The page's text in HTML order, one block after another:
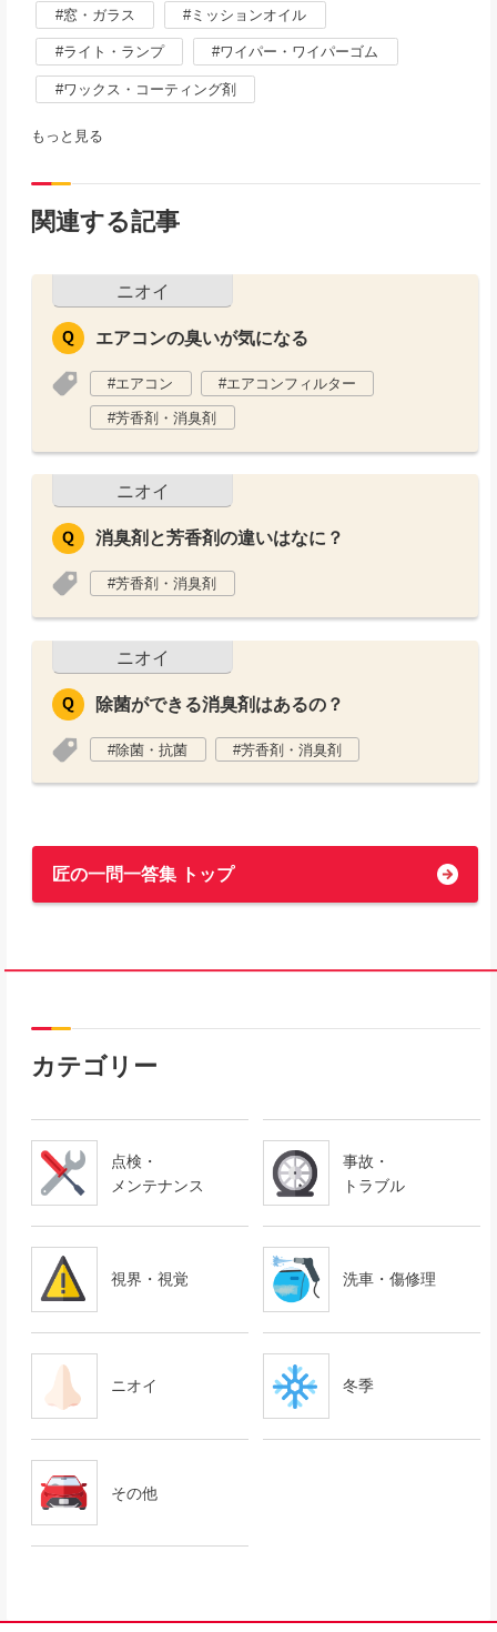
窓・ガラス ミッションオイル
ライト・ランプ ワイパー・ワイパーゴム
ワックス・コーティング剤
もっと見る
関連する記事
ニオイ
エアコンの臭いが気になる
エアコン エアコンフィルター
芳香剤・消臭剤
ニオイ
消臭剤と芳香剤の違いはなに？
芳香剤・消臭剤
ニオイ
除菌ができる消臭剤はあるの？
除菌・抗菌 芳香剤・消臭剤
匠の一問一答集 トップ
カテゴリー
点検・
メンテナンス
事故・
トラブル
視界・視覚 洗車・傷修理
ニオイ 冬季
その他